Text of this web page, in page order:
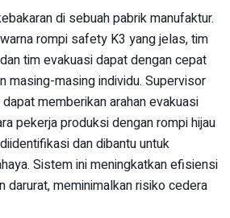
di sebuah pabrik manufaktur.
rompi safety K3 yang jelas, tim
tim evakuasi dapat dengan cepat
masing-masing individu. Supervisor
memberikan arahan evakuasi
pekerja produksi dengan rompi hijau
dan dibantu untuk
Sistem ini meningkatkan efisiensi
meminimalkan risiko cedera